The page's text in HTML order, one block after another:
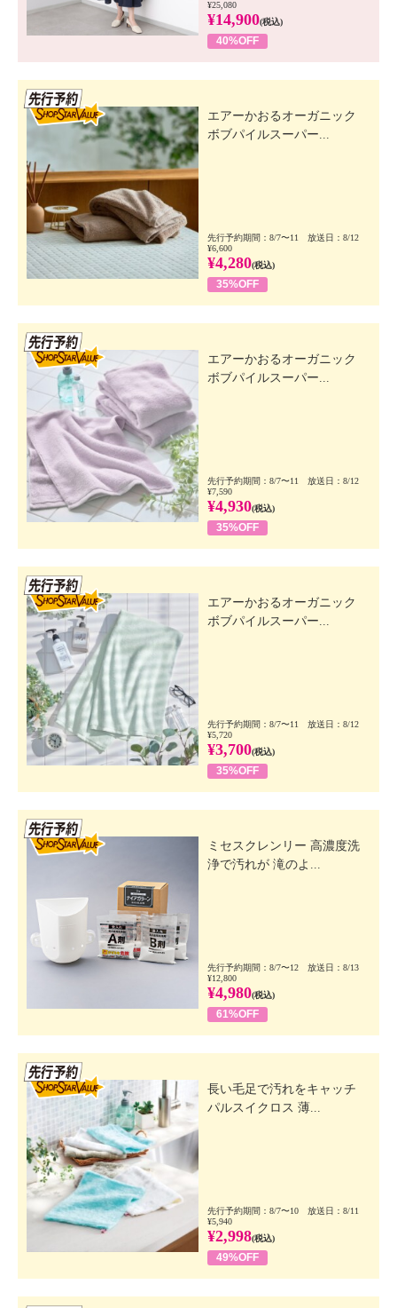
¥25,080
¥14,900(税込)
40%OFF
エアーかおるオーガニック
ボブパイルスーパー...
先行予約期間：8/7〜11 放送日：8/12
¥6,600
¥4,280(税込)
35%OFF
エアーかおるオーガニック
ボブパイルスーパー...
先行予約期間：8/7〜11 放送日：8/12
¥7,590
¥4,930(税込)
35%OFF
エアーかおるオーガニック
ボブパイルスーパー...
先行予約期間：8/7〜11 放送日：8/12
¥5,720
¥3,700(税込)
35%OFF
ミセスクレンリー 高濃度洗
浄で汚れが 滝のよ...
先行予約期間：8/7〜12 放送日：8/13
¥12,800
¥4,980(税込)
61%OFF
長い毛足で汚れをキャッチ
パルスイクロス 薄...
先行予約期間：8/7〜10 放送日：8/11
¥5,940
¥2,998(税込)
49%OFF